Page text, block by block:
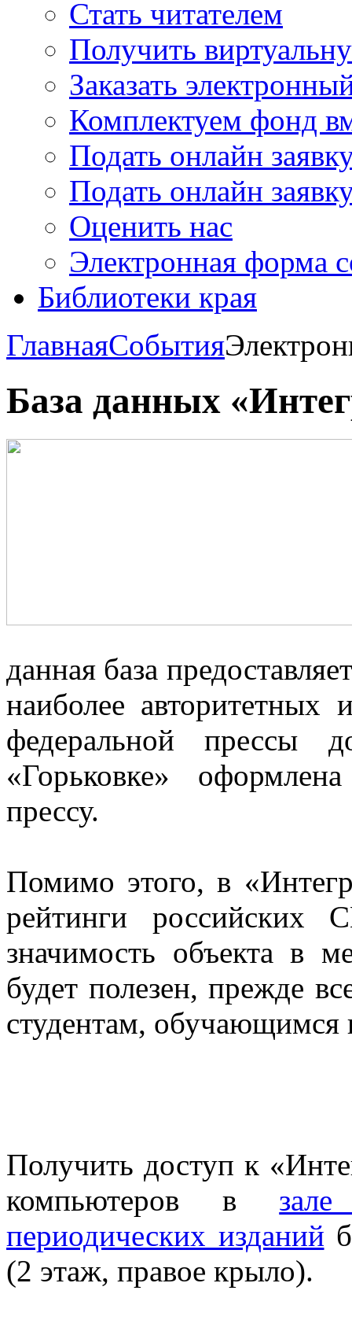
Стать читателем
Получить
Заказать
Комплектуем фонд
Подать онлайн
Подать онлайн
Оценить нас
Электронная форма
Библиотеки края
ГлавнаяСобытия
База данных
данная база
наиболее
федеральной прессы
«Горьковке»
прессу.
Помимо этого, в
рейтинги российских
значимость объекта в
будет полезен, прежде
студентам,
Получить доступ к
компьютеров в
периодических изданий
(2 этаж, правое крыло).